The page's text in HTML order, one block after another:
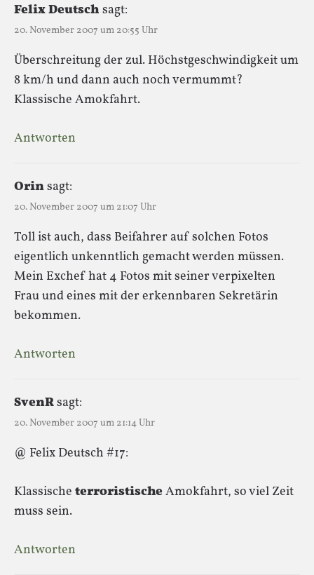
Felix Deutsch sagt:
20. November 2007 um 20:55 Uhr
Überschreitung der zul. Höchstgeschwindigkeit um
8 km/h und dann auch noch vermummt?
Klassische Amokfahrt.
Antworten
Orinsagt:
20. November 2007 um 21:07 Uhr
Toll ist auch, dass Beifahrer auf solchen Fotos
eigentlich unkenntlich gemacht werden müssen.
Mein Exchef hat 4 Fotos mit seiner verpixelten
Frau und eines mit der erkennbaren Sekretärin
bekommen.
Antworten
SvenRsagt:
20. November 2007 um 21:14 Uhr
@ Felix Deutsch #17:
Klassische terroristischeAmokfahrt, so viel Zeit
muss sein.
Antworten